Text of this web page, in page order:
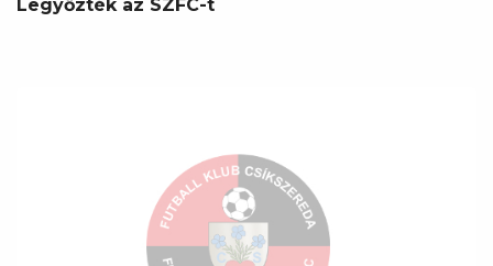
Legyőzték az SZFC-t